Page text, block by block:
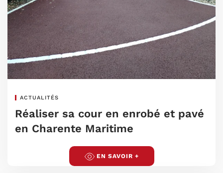
ACTUALITÉS
Réaliser sa cour en enrobé et pavé
en Charente Maritime
EN SAVOIR +